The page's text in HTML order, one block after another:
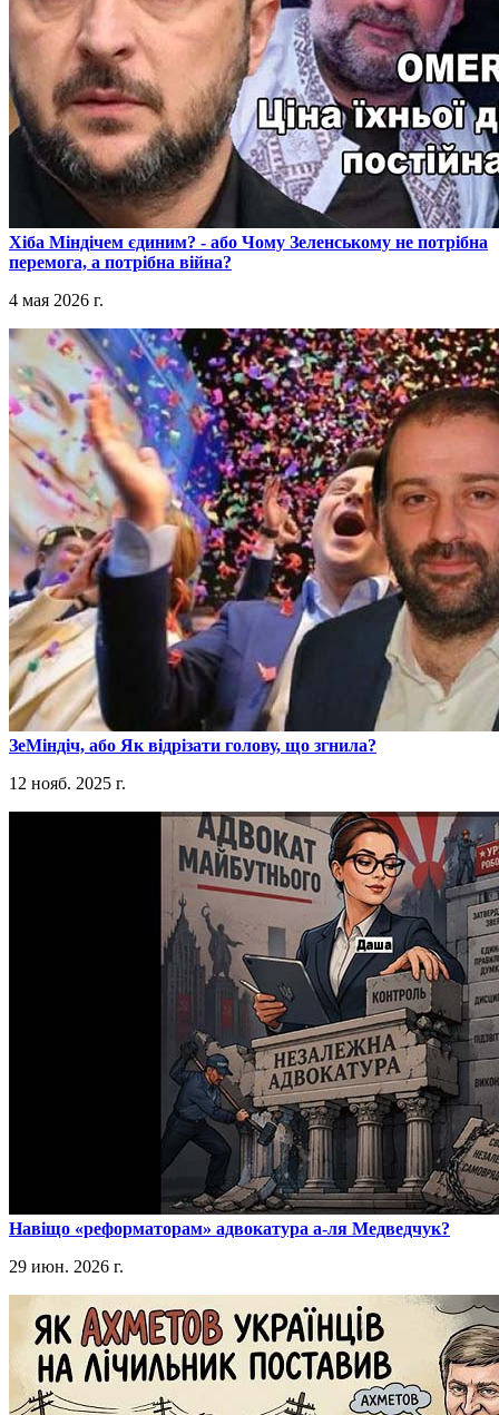
​Хіба Міндічем єдиним? - або Чому Зеленському не потрібна
перемога, а потрібна війна?
4 мая 2026 г.
​ЗеМіндіч, або Як відрізати голову, що згнила?
12 нояб. 2025 г.
​Навіщо «реформаторам» адвокатура а-ля Медведчук?
29 июн. 2026 г.